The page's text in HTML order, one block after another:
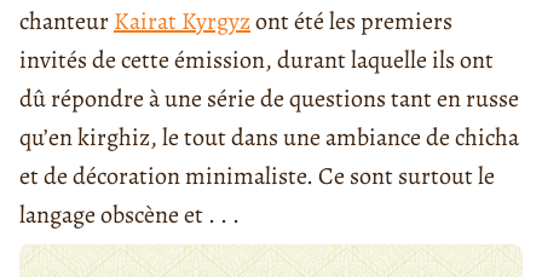
chanteurKairat Kyrgyzont été les premiers
invités de cette émission, durant laquelle ils ont
dû répondre à une série de questions tant en russe
qu’en kirghiz, le tout dans une ambiance de chicha
et de décoration minimaliste. Ce sont surtout le
langage obscène et . . .